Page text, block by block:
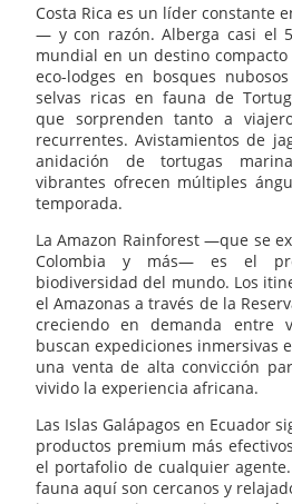
Costa Rica es un líder constante
— y con razón. Alberga casi el
mundial en un destino
eco-lodges en bosques
selvas ricas en fauna de
que sorprenden tanto a
recurrentes. Avistamientos de
anidación de tortugas
vibrantes ofrecen múltiples
temporada.
La Amazon Rainforest —que se
Colombia y más— es el
biodiversidad del mundo. Los
el Amazonas a través de la
creciendo en demanda entre
buscan expediciones inmersivas
una venta de alta convicción
vivido la experiencia africana.
Las Islas Galápagos en Ecuador
productos premium más
el portafolio de cualquier
fauna aquí son cercanos y